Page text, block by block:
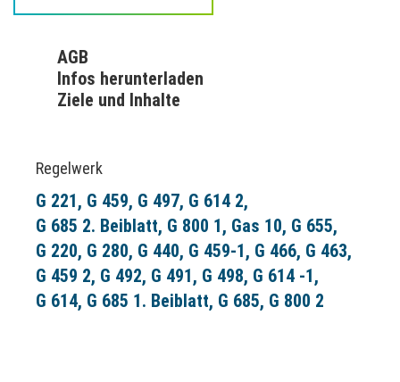
Zielgruppe
Mit den Lehrgängen werden Mitarbeitende aller Handlungsfelder
Wasserstoff erlangen möchten. Diese Lehrgänge werden als
wasserstoffspezifische Einführung in weitere DVGW-Schulungen
wie z.B. Sachkundigenschulungen empfohlen.
Zulassungsvoraussetzung
Alle Lehrgänge setzen einschlägige Kenntnisse und
Berufserfahrung in der Gasbranche voraus. In der Regel liegen
AGB
Infos herunterladen
Ziele und Inhalte
Regelwerk
G 221 G 459 G 497 G 614 2
G 685 2. Beiblatt G 800 1 Gas 10 G 655
G 220 G 280 G 440 G 459-1 G 466 G 463
G 459 2 G 492 G 491 G 498 G 614 -1
G 614 G 685 1. Beiblatt G 685 G 800 2